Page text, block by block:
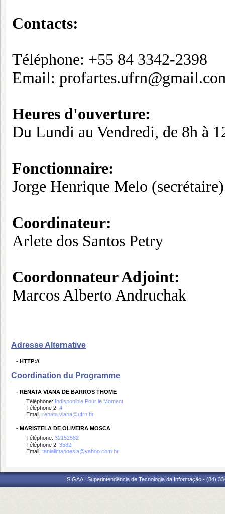
Contacts:
Téléphone: +55 84 3342-2398
Email:
Heures d'ouverture:
Du Lundi au Vendredi, de 8h à
Fonctionnaire:
Jorge Henrique Melo (secrétaire)
Coordinateur:
Arlete dos Santos Petry
CoordonnateurAdjoint:
Marcos Alberto Andruchak
Adresse Alternative
- HTTP://
Coordination du Programme
- RENATA VIANA DE BARROS THOME
Téléphone: Indisponible Pour le Moment
Téléphone 2: 4
Email: renata.viana@ufrn.br
- MARISTELA DE OLIVEIRA MOSCA
Téléphone: 32152582
Téléphone 2: 3582
Email: tanialimapoesia@yahoo.com.br
SIGAA | Superintendência de Tecnologia da Informação - (84)